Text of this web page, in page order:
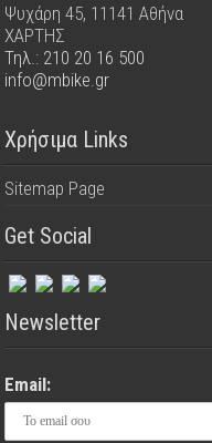
Ψυχάρη 45, 11141 Αθήνα
ΧΑΡΤΗΣ
Τηλ.: 210 20 16 500
info@mbike.gr
Χρήσιμα Links
Sitemap Page
Get Social
Newsletter
Email: